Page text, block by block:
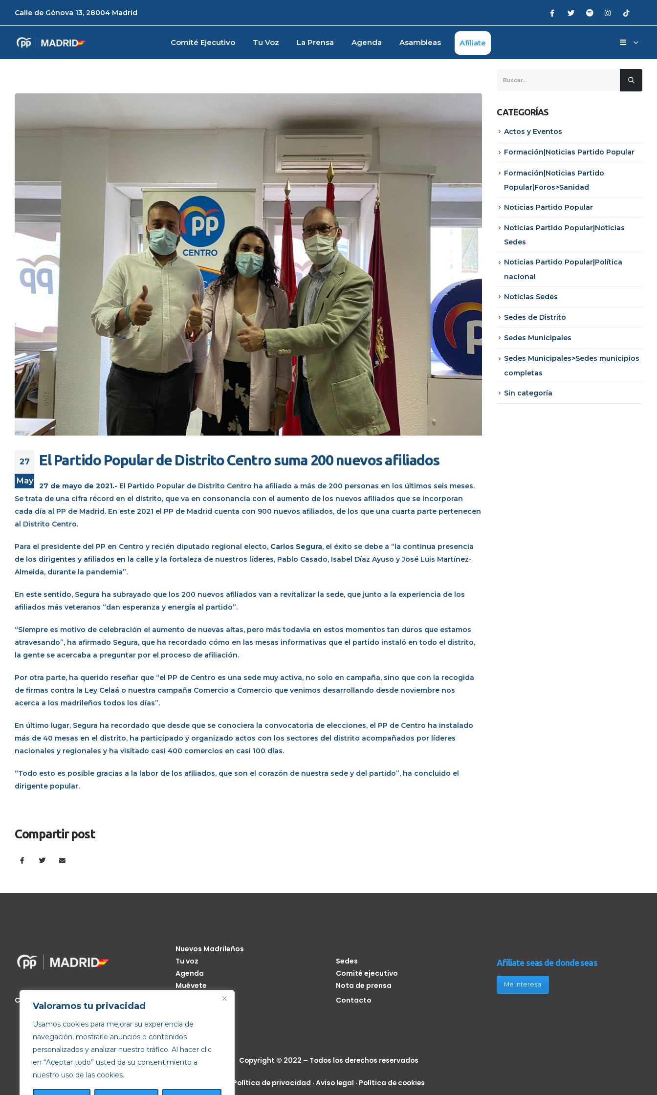
Valoramos tu privacidad
Usamos cookies para mejorar su experiencia de
navegación, mostrarle anuncios o contenidos
personalizados y analizar nuestro tráfico. Al hacer clic
en “Aceptar todo” usted da su consentimiento a
nuestro uso de las cookies.
Calle de Génova 13, 28004 Madrid
Comité Ejecutivo Tu Voz La Prensa Agenda Asambleas Afíliate
27
May
El Partido Popular de Distrito Centro suma 200 nuevos afiliados
27 de mayo de 2021.- El Partido Popular de Distrito Centro ha afiliado a más de 200 personas en los últimos seis meses.
Se trata de una cifra récord en el distrito, que va en consonancia con el aumento de los nuevos afiliados que se incorporan
cada día al PP de Madrid. En este 2021 el PP de Madrid cuenta con 900 nuevos afiliados, de los que una cuarta parte pertenecen
al Distrito Centro.
Para el presidente del PP en Centro y recién diputado regional electo, Carlos Segura, el éxito se debe a “la continua presencia
de los dirigentes y afiliados en la calle y la fortaleza de nuestros líderes, Pablo Casado, Isabel Díaz Ayuso y José Luis Martínez-
Almeida, durante la pandemia”.
En este sentido, Segura ha subrayado que los 200 nuevos afiliados van a revitalizar la sede, que junto a la experiencia de los
afiliados más veteranos “dan esperanza y energía al partido”.
“Siempre es motivo de celebración el aumento de nuevas altas, pero más todavía en estos momentos tan duros que estamos
atravesando”, ha afirmado Segura, que ha recordado cómo en las mesas informativas que el partido instaló en todo el distrito,
la gente se acercaba a preguntar por el proceso de afiliación.
Por otra parte, ha querido reseñar que “el PP de Centro es una sede muy activa, no solo en campaña, sino que con la recogida
de firmas contra la Ley Celaá o nuestra campaña Comercio a Comercio que venimos desarrollando desde noviembre nos
acerca a los madrileños todos los días”.
En último lugar, Segura ha recordado que desde que se conociera la convocatoria de elecciones, el PP de Centro ha instalado
más de 40 mesas en el distrito, ha participado y organizado actos con los sectores del distrito acompañados por líderes
nacionales y regionales y ha visitado casi 400 comercios en casi 100 días.
“Todo esto es posible gracias a la labor de los afiliados, que son el corazón de nuestra sede y del partido”, ha concluido el
dirigente popular.
Compartir post
CATEGORÍAS
Actos y Eventos
Formación|Noticias Partido Popular
Formación|Noticias Partido
Popular|Foros>Sanidad
Noticias Partido Popular
Noticias Partido Popular|Noticias
Sedes
Noticias Partido Popular|Política
nacional
Noticias Sedes
Sedes de Distrito
Sedes Municipales
Sedes Municipales>Sedes municipios
completas
Sin categoría
Calle de Génova, 13, 28004 Madrid
Nuevos Madrileños
Tu voz
Agenda
Muévete
Sedes
Comité ejecutivo
Nota de prensa
Contacto
Afíliate seas de donde seas
Me interesa
Copyright © 2022 – Todos los derechos reservados
Política de privacidad · Aviso legal · Política de cookies